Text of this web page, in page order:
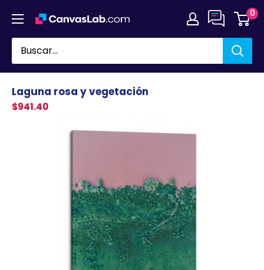
directamente
contenido
0
Laguna rosa y vegetación
$941.40